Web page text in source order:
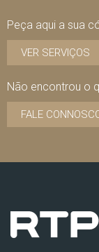
Peça aqui a sua
VER SERVIÇOS
Não encontrou o
FALE